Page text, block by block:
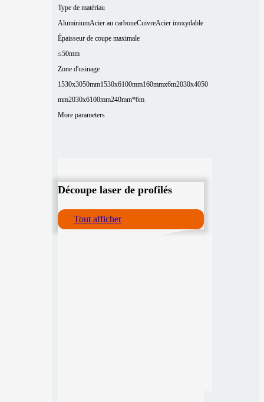
Type de matériau
AluminiumAcier au carboneCuivreAcier inoxydable
Épaisseur de coupe maximale
≤50mm
Zone d'usinage
1530x3050mm1530x6100mm160mmx6m2030x4050
mm2030x6100mm240mm*6m
More parameters
Découpe laser de profilés
Tout afficher